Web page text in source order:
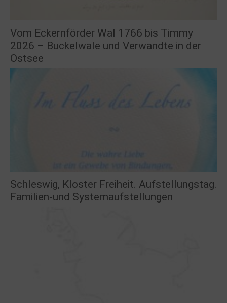
Vom Eckernförder Wal 1766 bis Timmy
2026 – Buckelwale und Verwandte in der
Ostsee
Schleswig, Kloster Freiheit. Aufstellungstag.
Familien-und Systemaufstellungen